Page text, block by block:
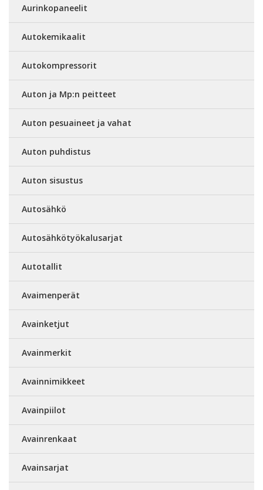
Aurinkopaneelit
Autokemikaalit
Autokompressorit
Auton ja Mp:n peitteet
Auton pesuaineet ja vahat
Auton puhdistus
Auton sisustus
Autosähkö
Autosähkötyökalusarjat
Autotallit
Avaimenperät
Avainketjut
Avainmerkit
Avainnimikkeet
Avainpiilot
Avainrenkaat
Avainsarjat